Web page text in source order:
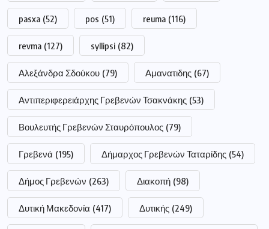
pasxa (52) pos (51) reuma (116)
revma (127) syllipsi (82)
Αλεξάνδρα Σδούκου (79) Αμανατιδης (67)
Αντιπεριφερειάρχης Γρεβενών Τσακνάκης (53)
Βουλευτής Γρεβενών Σταυρόπουλος (79)
Γρεβενά (195) Δήμαρχος Γρεβενών Ταταρίδης (54)
Δήμος Γρεβενών (263) Διακοπή (98)
Δυτική Μακεδονία (417) Δυτικής (249)